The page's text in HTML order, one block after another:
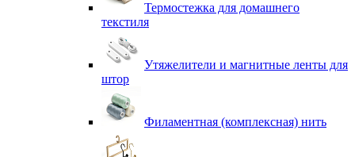
Термостежка для домашнего
текстиля
Утяжелители и магнитные ленты для
штор
Филаментная (комплексная) нить